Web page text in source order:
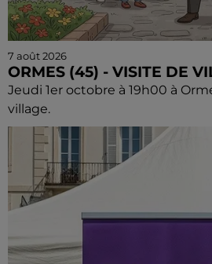
7 août 2026
ORMES (45) - VISITE DE
Jeudi 1er octobre à 19h00 à
village.